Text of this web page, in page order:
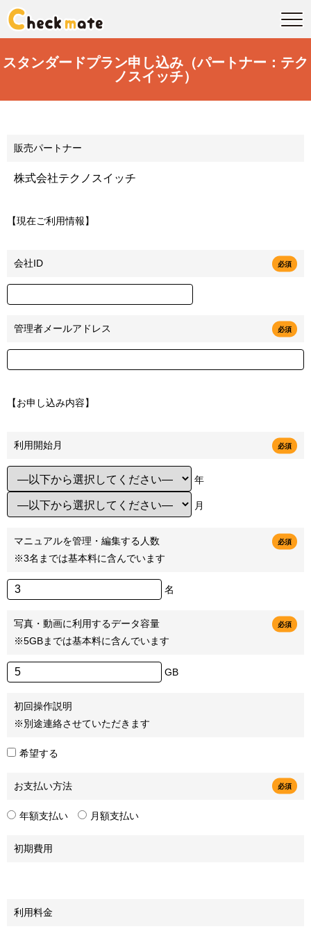
スタンダードプラン申し込み（パートナー：テク
ノスイッチ）
販売パートナー
【現在ご利用情報】
会社ID 必須
管理者メールアドレス 必須
【お申し込み内容】
利用開始月 必須
年
月
マニュアルを管理・編集する人数 必須
※3名までは基本料に含んでいます
名
写真・動画に利用するデータ容量 必須
※5GBまでは基本料に含んでいます
GB
初回操作説明
※別途連絡させていただきます
希望する
お支払い方法 必須
年額支払い 月額支払い
初期費用
利用料金